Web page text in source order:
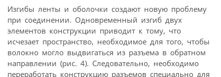
Изгибы ленты и оболочки создают новую проблему
при соединении. Одновременный изгиб двух
элементов конструкции приводит к тому, что
исчезает пространство, необходимое для того, чтобы
волокно могло выдвигаться из разъема в обратном
направлении (рис. 4). Следовательно, необходимо
переработать конструкцию разъемов специально для